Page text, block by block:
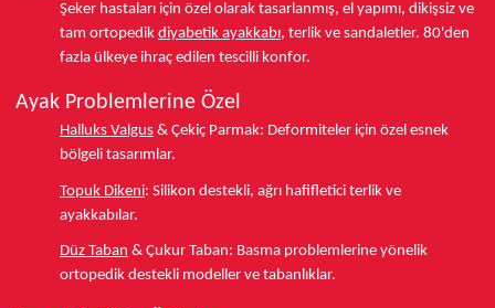
Şeker hastaları için özel olarak tasarlanmış, el yapımı, dikişsiz ve
tam ortopedik diyabetik ayakkabı, terlik ve sandaletler. 80'den
fazla ülkeye ihraç edilen tescilli konfor.
Ayak Problemlerine Özel
Halluks Valgus & Çekiç Parmak: Deformiteler için özel esnek
bölgeli tasarımlar.
Topuk Dikeni: Silikon destekli, ağrı hafifletici terlik ve
ayakkabılar.
Düz Taban & Çukur Taban: Basma problemlerine yönelik
ortopedik destekli modeller ve tabanlıklar.